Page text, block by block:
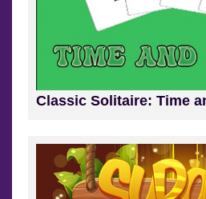
Classic Solitaire: Time